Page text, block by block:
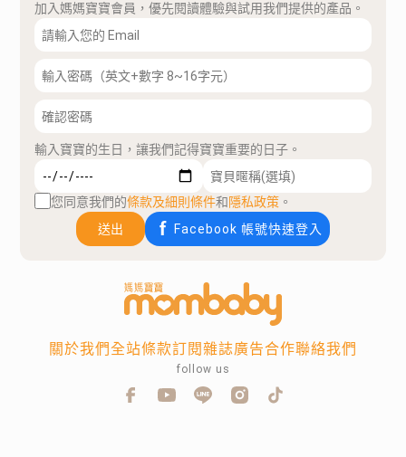
加入媽媽寶寶會員，優先閱讀體驗與試用我們提供的產品。
輸入寶寶的生日，讓我們記得寶寶重要的日子。
您同意我們的條款及細則條件和隱私政策 。
送出
Facebook 帳號快速登入
關於我們全站條款訂閱雜誌廣告合作聯絡我們
follow us